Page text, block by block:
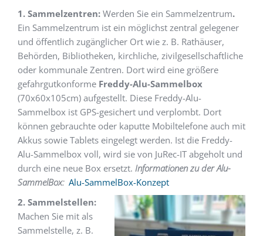
1. Sammelzentren: Werden Sie ein Sammelzentrum.
Ein Sammelzentrum ist ein möglichst zentral gelegener
und öffentlich zugänglicher Ort wie z. B. Rathäuser,
Behörden, Bibliotheken, kirchliche, zivilgesellschaftliche
oder kommunale Zentren. Dort wird eine größere
gefahrgutkonforme Freddy-Alu-Sammelbox
(70x60x105cm) aufgestellt. Diese Freddy-Alu-
Sammelbox ist GPS-gesichert und verplombt. Dort
können gebrauchte oder kaputte Mobiltelefone auch mit
Akkus sowie Tablets eingelegt werden. Ist die Freddy-
Alu-Sammelbox voll, wird sie von JuRec-IT abgeholt und
durch eine neue Box ersetzt. Informationen zu der Alu-
SammelBox: Alu-SammelBox-Konzept
2. Sammelstellen:
Machen Sie mit als
Sammelstelle, z. B.